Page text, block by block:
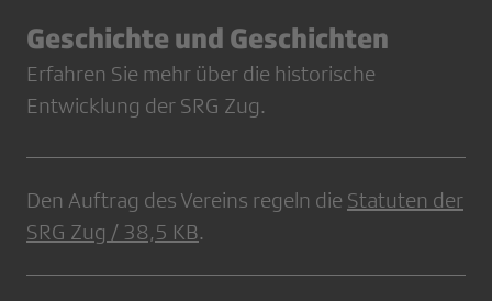
Geschichte und Geschichten
Erfahren Sie mehr über die historische
Entwicklung der SRG Zug.
Den Auftrag des Vereins regeln die Statuten der
SRG Zug / 38,5 KB.